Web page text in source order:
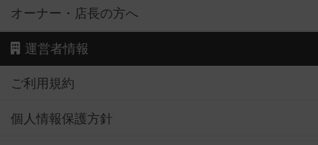
オーナー・店長の方へ
運営者情報
ご利用規約
個人情報保護方針